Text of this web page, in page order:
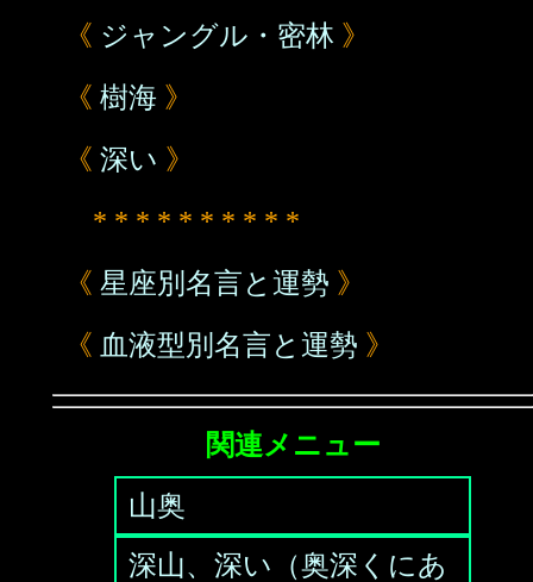
《 ジャングル・密林 》
《 樹海 》
《 深い 》
* * * * * * * * * *
《 星座別名言と運勢 》
《 血液型別名言と運勢 》
関連メニュー
山奥
深山、深い（奥深くにあ